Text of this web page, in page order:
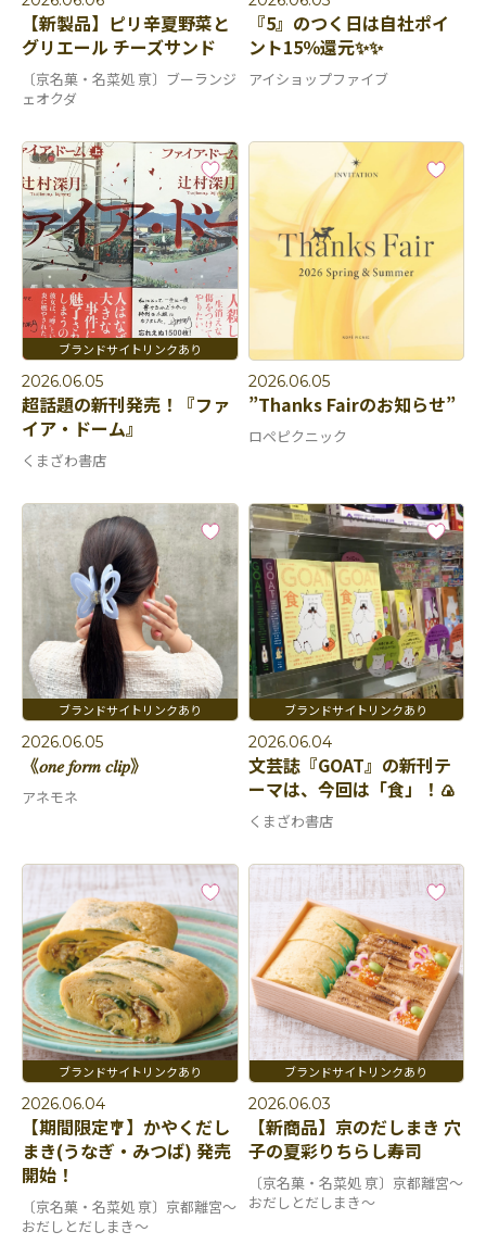
【新製品】ピリ辛夏野菜と
グリエール チーズサンド
〔京名菓・名菜処 亰〕ブーランジ
ェオクダ
『5』のつく日は自社ポイ
ント15％還元✨✨
アイショップファイブ
2026.06.05
超話題の新刊発売！『ファ
イア・ドーム』
くまざわ書店
2026.06.05
”Thanks Fairのお知らせ”
ロペピクニック
2026.06.05
《𝑜𝑛𝑒 𝑓𝑜𝑟𝑚 𝑐𝑙𝑖𝑝》
アネモネ
2026.06.04
文芸誌『GOAT』の新刊テ
ーマは、今回は「食」！🍙
くまざわ書店
2026.06.04
【期間限定🎐】かやくだし
まき(うなぎ・みつば) 発売
開始！
〔京名菓・名菜処 亰〕京都離宮～
おだしとだしまき～
2026.06.03
【新商品】京のだしまき 穴
子の夏彩りちらし寿司
〔京名菓・名菜処 亰〕京都離宮～
おだしとだしまき～